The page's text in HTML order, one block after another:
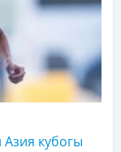
кубогы